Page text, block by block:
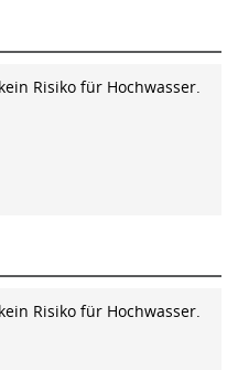
Risiko für Hochwasser.
Risiko für Hochwasser.